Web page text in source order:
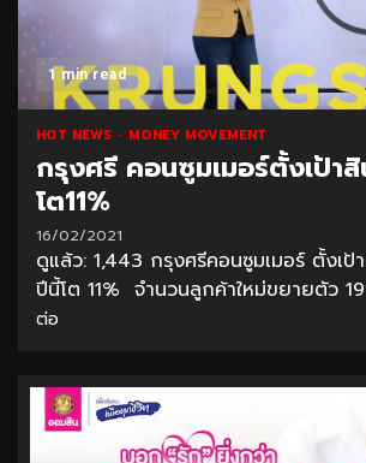
1 min read
HOT NEWS MONEY MOVEMENT
กรุงศรี คอนซูมเมอร์ตั้งเป้าสิ
โต11%
16/02/2021
ดูแล้ว: 1,443 กรุงศรีคอนซูมเมอร์ ตั้งเป้
ปีนี้โต 11% จำนวนลูกค้าใหม่ขยายตัว
ต่อ